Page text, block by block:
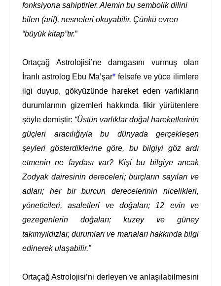
fonksiyona sahiptirler. Alemin bu sembolik dilini
bilen (arif), nesneleri okuyabilir. Çünkü evren
“büyük kitap”tır.”
Ortaçağ Astrolojisi’ne damgasını vurmuş olan
İranlı astrolog Ebu Ma’şar* felsefe ve yüce ilimlere
ilgi duyup, gökyüzünde hareket eden varlıkların
durumlarının gizemleri hakkında fikir yürütenlere
şöyle demiştir: “Üstün varlıklar doğal hareketlerinin
güçleri aracılığıyla bu dünyada gerçekleşen
şeyleri gösterdiklerine göre, bu bilgiyi göz ardı
etmenin ne faydası var? Kişi bu bilgiye ancak
Zodyak dairesinin dereceleri; burçların sayıları ve
adları; her bir burcun derecelerinin nicelikleri,
yöneticileri, asaletleri ve doğaları; 12 evin ve
gezegenlerin doğaları; kuzey ve güney
takımyıldızlar, durumları ve manaları hakkında bilgi
edinerek ulaşabilir.”
Ortaçağ Astrolojisi’ni derleyen ve anlaşılabilmesini